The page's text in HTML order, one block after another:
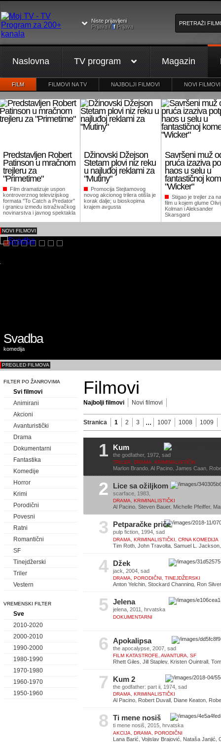
Niste prijavljeni
Prijava / fPrijava
Naslovna TV program Magazin
FILM FILMOVI NA TV NAJBOLJI FILMOVI NOVI FILMOVI
Predstavljen Robert
Patinson u mračnom
trejleru za
"Primetime"
Film dramatizuje uspon
kontroverznog televizijskog
formata "To Catch a Predator"
i granicu između istraživačkog
novinarstva i javnog spektakla
Džinovski Džejson
Stetam plovi niz reku
u najluđoj reklami za
"Mutiny"
Promocija Stejtamovog
novog akcionog trilera otišla je
korak dalje; u bioskopima
krajem avgusta
Savršeni muž
pruća izaziva
haos u selu u
fantastičnoj
"Wicker"
Stigao je trejler za
film u kojem glume
Kolman i Aleksander
Skarsgard
NOVI FILMOVI
Svadba
komedija
PREGLED FILMOVA
FILTER PO ŽANROVIMA
Svi filmovi
Animirani
Akcioni
Avanturistički
Drama
Dokumentarni
Fantastika
Komedije
Horror
Krimi
Porodični
Povesni
Ratni
Romantični
SF
Tinejdžerski
Triler
Vestern
VREMENSKI FILTER
Sve
2010-2020
2000-2010
1990-2000
1980-1990
1970-1980
1960-1970
1950-1960
Filmovi
Najbolji filmovi Novi filmovi
Stranica 1 2 3 ... 1007 1008 1009
1 Kum
the godfather, 1972, sad
TRILER, DRAMA, KRIMINALISTIČKI
Marlon Brando, Al Pacino, James Caan,
2 Lice sa ožiljkom
scarface, 1983,
DRAMA, KRIMINALISTIČKI
Al Pacino, Steven Bauer, Michelle Pfeiffer,
3 Petparačke priče
pulp fiction, 1994, sad
DRAMA, KRIMINALISTIČKI, CRNA KOMEDIJA
Tim Roth, John Travolta, Samuel L.
4 Džek
jack, 2004, sad
DRAMA, PORODIČNI, TINEJDŽERSKI
Anton Yelchin, Stockard Channing, Ron
5 Jelena
jelena, 2011, hrvatska
DOKUMENTARNI
6 Apokalipsa
the apocalypse, 2007, sad
FILM KATASTROFE, AVANTURA, SF
Rhett Giles, Jill Stapley, Kristen Quintrall,
7 Kum 2
the godfather: part ii, 1974, sad
DRAMA, KRIMINALISTIČKI
Al Pacino, Robert Duvall, Diane Keaton,
8 Ti mene nosiš
ti mene nosiš, 2015, hrvatska
AKCIJA, DRAMA, PORODIČNI
Lana Barić, Vojislav Brajović, Nataša Janjić,